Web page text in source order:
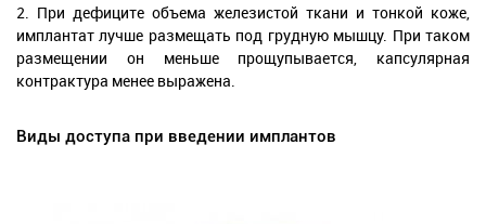
2. При дефиците объема железистой ткани и тонкой коже,
имплантат лучше размещать под грудную мышцу. При таком
размещении он меньше прощупывается, капсулярная
контрактура менее выражена.
Виды доступа при введении имплантов